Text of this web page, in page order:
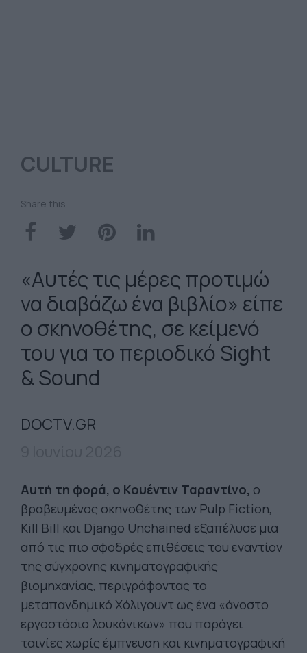
CULTURE
Share this
«Αυτές τις μέρες προτιμώ
να διαβάζω ένα βιβλίο» είπε
ο σκηνοθέτης, σε κείμενό
του για το περιοδικό Sight
& Sound
DOCTV.GR
Αυτή τη φορά, ο Κουέντιν Ταραντίνο, o
βραβευμένος σκηνοθέτης των Pulp Fiction,
Kill Bill και Django Unchained εξαπέλυσε μια
από τις πιο σφοδρές επιθέσεις του εναντίον
της σύγχρονης κινηματογραφικής
βιομηχανίας, περιγράφοντας το
μεταπανδημικό Χόλιγουντ ως ένα «άνοστο
εργοστάσιο λουκάνικων» που παράγει
ταινίες χωρίς έμπνευση και κινηματογραφική